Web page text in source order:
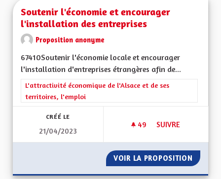
Soutenir l'économie et encourager
l'installation des entreprises
Proposition anonyme
67410Soutenir l'économie locale et encourager
l'installation d'entreprises étrangères afin de...
Filtrer les résultats de la catégorie : L'attractivité
L'attractivité économique de l'Alsace et de ses
territoires, l'emploi
CRÉÉ LE
21/04/2023
49 49 ABONNÉS
SUIVRE
VOIR LA PROPOSITION